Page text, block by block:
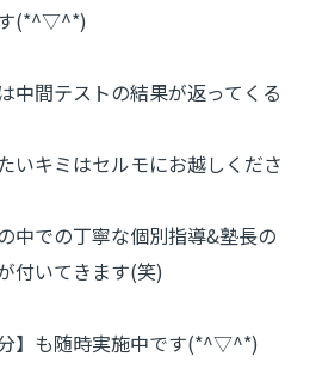
す(*^▽^*)
中間テストの結果が返ってくる
いキミはセルモにお越しくださ
中での丁寧な個別指導&塾長の
付いてきます(笑)
】も随時実施中です(*^▽^*)